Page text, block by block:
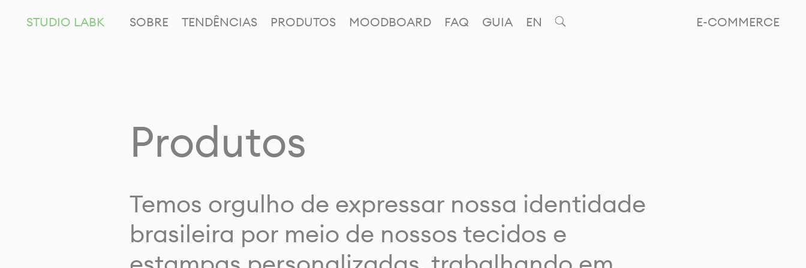
E-COMMERCE
STUDIO LABK SOBRE TENDÊNCIAS PRODUTOS MOODBOARD FAQ GUIA EN
Produtos
Temos orgulho de expressar nossa identidade
brasileira por meio de nossos tecidos e